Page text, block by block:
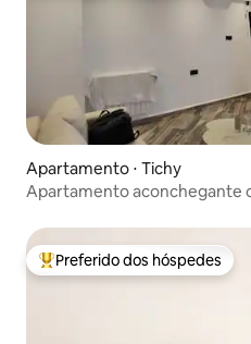
Apartamento ⋅ Tichy
Apartamento aconchegante
Entre os melhores preferidos
Preferido dos hóspedes